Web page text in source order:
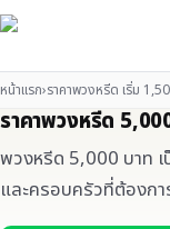
หน้าแรก›ราคาพวงหรีด เริ่ม
ราคาพวงหรีด
พวงหรีด 5,000 บาท
และครอบครัวที่ต้องก